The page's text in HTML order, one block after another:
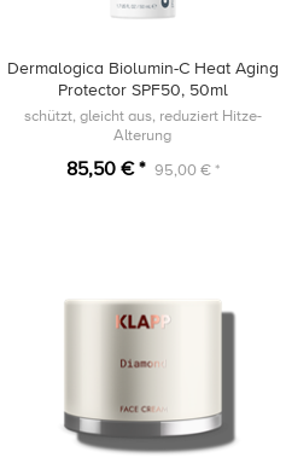
Dermalogica Biolumin-C Heat Aging
Protector SPF50, 50ml
schützt, gleicht aus, reduziert Hitze-
Alterung
85,50 € * 95,00 € *